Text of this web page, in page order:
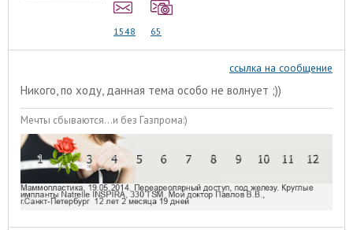
1548 65
ссылка на сообщение
Никого, по ходу, данная тема особо не волнует ;))
Мечты сбываются...и без Газпрома:)